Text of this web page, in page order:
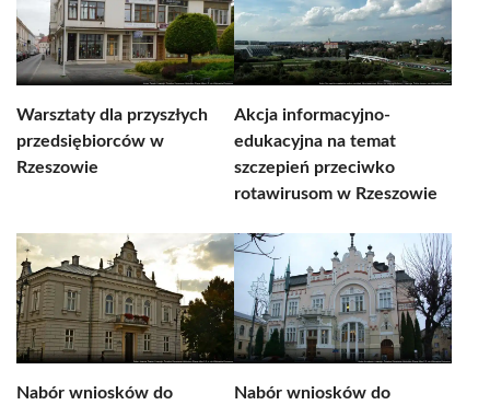
Warsztaty dla przyszłych
przedsiębiorców w
Rzeszowie
Akcja informacyjno-
edukacyjna na temat
szczepień przeciwko
rotawirusom w Rzeszowie
Nabór wniosków do
Nabór wniosków do